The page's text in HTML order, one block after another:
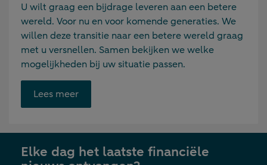
U wilt graag een bijdrage leveren aan een betere
wereld. Voor nu en voor komende generaties. We
willen deze transitie naar een betere wereld graag
met u versnellen. Samen bekijken we welke
mogelijkheden bij uw situatie passen.
Lees meerOpent
link
nieuwe
tab
Elke dag het laatste financiële